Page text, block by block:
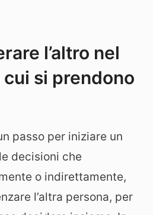
l’altro nel
si prendono
passo per iniziare un
decisioni che
o indirettamente,
l’altra persona, per